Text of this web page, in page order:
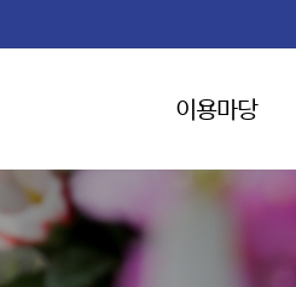
이용마당